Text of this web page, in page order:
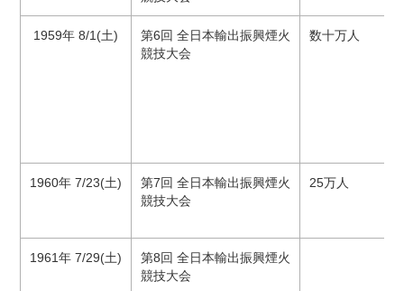
1959年 8/1(土)
第6回 全日本輸出振興煙火
競技大会
数十万人
1960年 7/23(土)
第7回 全日本輸出振興煙火
競技大会
25万人
1961年 7/29(土)
第8回 全日本輸出振興煙火
競技大会